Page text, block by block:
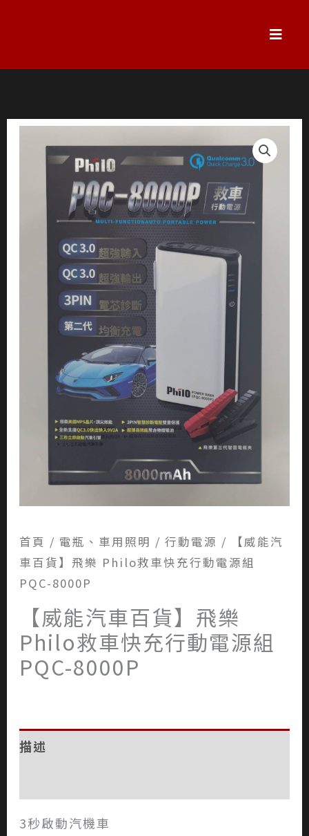
容
首頁 / 電瓶、車用照明 / 行動電源 / 【威能汽
車百貨】飛樂 Philo救車快充行動電源組
PQC-8000P
【威能汽車百貨】飛樂
Philo救車快充行動電源組
PQC-8000P
描述
3秒啟動汽機車